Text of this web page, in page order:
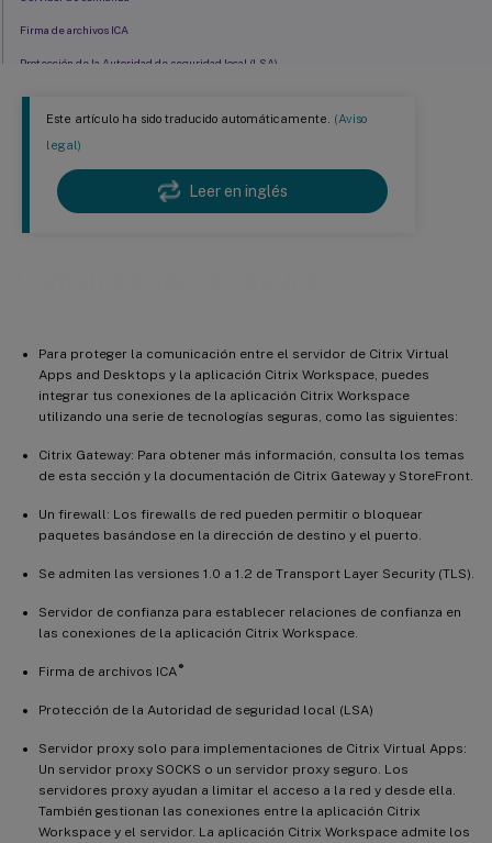
Este artículo ha sido traducido automáticamente. (Aviso
legal)
Leer en inglés
Para proteger la comunicación entre el servidor de Citrix Virtual
Apps and Desktops y la aplicación Citrix Workspace, puedes
integrar tus conexiones de la aplicación Citrix Workspace
utilizando una serie de tecnologías seguras, como las siguientes:
Citrix Gateway: Para obtener más información, consulta los temas
de esta sección y la documentación de Citrix Gateway y StoreFront.
Un firewall: Los firewalls de red pueden permitir o bloquear
paquetes basándose en la dirección de destino y el puerto.
Se admiten las versiones 1.0 a 1.2 de Transport Layer Security (TLS).
Servidor de confianza para establecer relaciones de confianza en
las conexiones de la aplicación Citrix Workspace.
Firma de archivos ICA ®
Protección de la Autoridad de seguridad local (LSA)
Servidor proxy solo para implementaciones de Citrix Virtual Apps:
Un servidor proxy SOCKS o un servidor proxy seguro. Los
servidores proxy ayudan a limitar el acceso a la red y desde ella.
También gestionan las conexiones entre la aplicación Citrix
Workspace y el servidor. La aplicación Citrix Workspace admite los
Firma de archivos ICA
Protección de la Autoridad de seguridad local (LSA)
Conexión a través de un servidor proxy